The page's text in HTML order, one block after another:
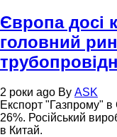
Європа досі
головний
2 роки ago By ASK
Експорт "Газпрому" в
26%. Російський
в Китай.